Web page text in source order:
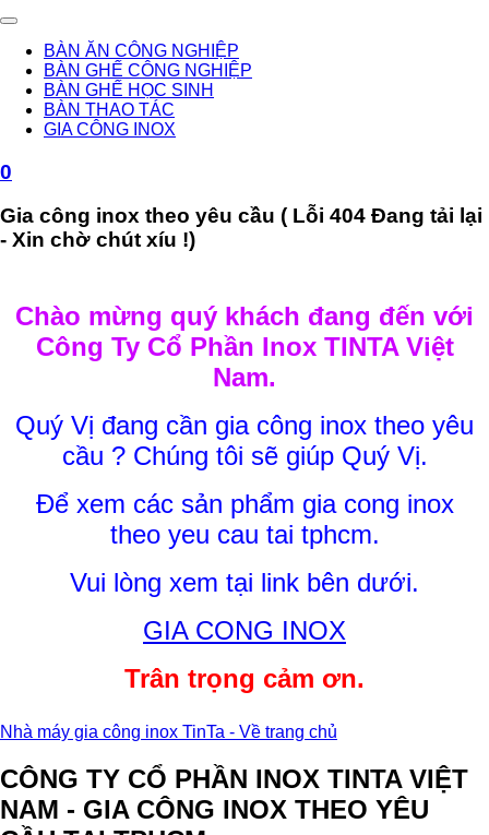
BÀN ĂN CÔNG NGHIỆP
BÀN GHẾ CÔNG NGHIỆP
BÀN GHẾ HỌC SINH
BÀN THAO TÁC
GIA CÔNG INOX
0
Gia công inox theo yêu cầu ( Lỗi 404 Đang tải lại
- Xin chờ chút xíu !)
Chào mừng quý khách đang đến với
Công Ty Cổ Phần Inox TINTA Việt
Nam.
Quý Vị đang cần gia công inox theo yêu
cầu ? Chúng tôi sẽ giúp Quý Vị.
Để xem các sản phẩm gia cong inox
theo yeu cau tai tphcm.
Vui lòng xem tại link bên dưới.
GIA CONG INOX
Trân trọng cảm ơn.
Nhà máy gia công inox TinTa - Về trang chủ
CÔNG TY CỔ PHẦN INOX TINTA VIỆT
NAM - GIA CÔNG INOX THEO YÊU